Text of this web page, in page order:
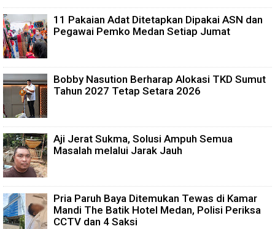
11 Pakaian Adat Ditetapkan Dipakai ASN dan
Pegawai Pemko Medan Setiap Jumat
Bobby Nasution Berharap Alokasi TKD Sumut
Tahun 2027 Tetap Setara 2026
Aji Jerat Sukma, Solusi Ampuh Semua
Masalah melalui Jarak Jauh
Pria Paruh Baya Ditemukan Tewas di Kamar
Mandi The Batik Hotel Medan, Polisi Periksa
CCTV dan 4 Saksi